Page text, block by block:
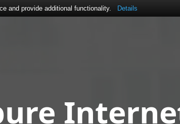
and provide additional functionality. Details